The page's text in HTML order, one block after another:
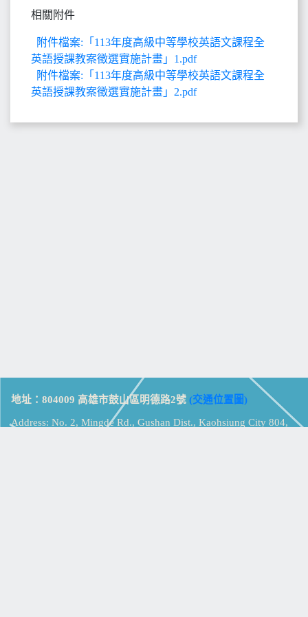
相關附件
附件檔案:「113年度高級中等學校英語文課程全
英語授課教案徵選實施計畫」1.pdf
附件檔案:「113年度高級中等學校英語文課程全
英語授課教案徵選實施計畫」2.pdf
地址：804009 高雄市鼓山區明德路2號 (交通位置圖)
Address: No. 2, Mingde Rd., Gushan Dist., Kaohsiung City 804,